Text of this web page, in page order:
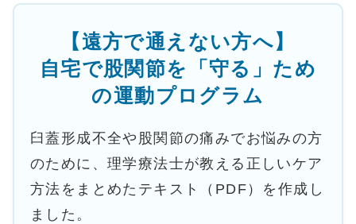
【遠方で通えない方へ】
自宅で股関節を「守る」ため
の運動プログラム
臼蓋形成不全や股関節の痛みでお悩みの方
のために、理学療法士が教える正しいケア
方法をまとめたテキスト（PDF）を作成し
ました。